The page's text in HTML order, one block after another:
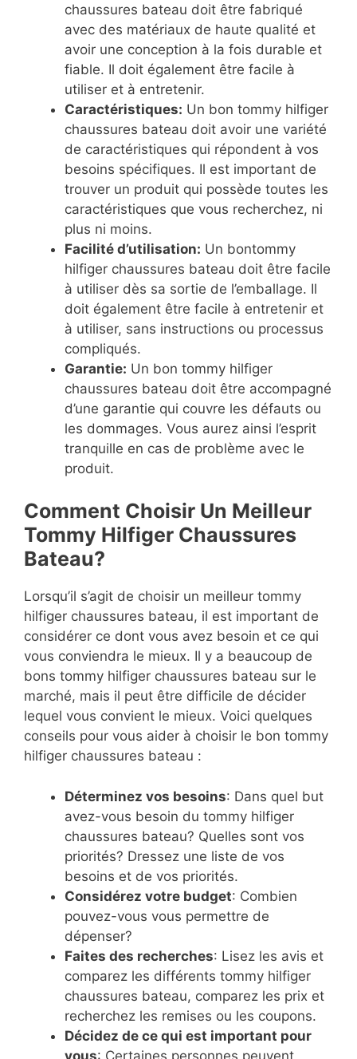
chaussures bateau doit être fabriqué
avec des matériaux de haute qualité et
avoir une conception à la fois durable et
fiable. Il doit également être facile à
utiliser et à entretenir.
Caractéristiques: Un bon tommy hilfiger
chaussures bateau doit avoir une variété
de caractéristiques qui répondent à vos
besoins spécifiques. Il est important de
trouver un produit qui possède toutes les
caractéristiques que vous recherchez, ni
plus ni moins.
Facilité d’utilisation: Un bontommy
hilfiger chaussures bateau doit être facile
à utiliser dès sa sortie de l’emballage. Il
doit également être facile à entretenir et
à utiliser, sans instructions ou processus
compliqués.
Garantie: Un bon tommy hilfiger
chaussures bateau doit être accompagné
d’une garantie qui couvre les défauts ou
les dommages. Vous aurez ainsi l’esprit
tranquille en cas de problème avec le
produit.
Comment Choisir Un Meilleur
Tommy Hilfiger Chaussures
Bateau?
Lorsqu’il s’agit de choisir un meilleur tommy
hilfiger chaussures bateau, il est important de
considérer ce dont vous avez besoin et ce qui
vous conviendra le mieux. Il y a beaucoup de
bons tommy hilfiger chaussures bateau sur le
marché, mais il peut être difficile de décider
lequel vous convient le mieux. Voici quelques
conseils pour vous aider à choisir le bon tommy
hilfiger chaussures bateau :
Déterminez vos besoins: Dans quel but
avez-vous besoin du tommy hilfiger
chaussures bateau? Quelles sont vos
priorités? Dressez une liste de vos
besoins et de vos priorités.
Considérez votre budget: Combien
pouvez-vous vous permettre de
dépenser?
Faites des recherches: Lisez les avis et
comparez les différents tommy hilfiger
chaussures bateau, comparez les prix et
recherchez les remises ou les coupons.
Décidez de ce qui est important pour
vous: Certaines personnes peuvent